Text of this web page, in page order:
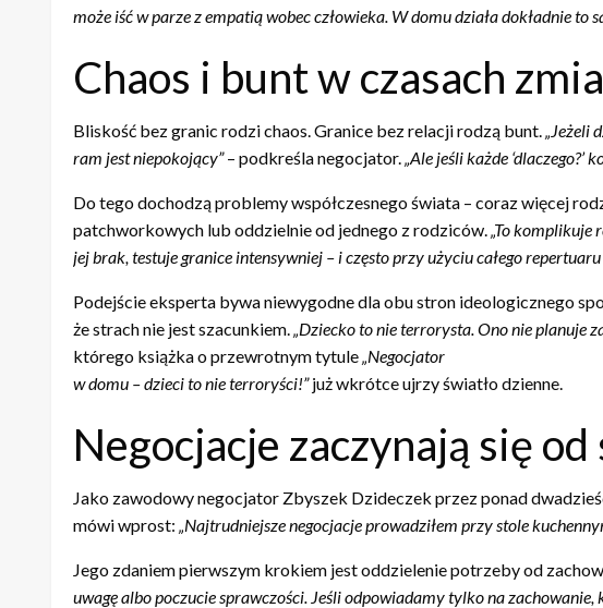
może iść w parze z empatią wobec człowieka. W domu działa dokładnie to
Chaos i bunt w czasach
Bliskość bez granic rodzi chaos. Granice bez relacji rodzą bunt.„Jeżeli
ram jest niepokojący”– podkreśla negocjator.„Ale jeśli każde
Do tego dochodzą problemy współczesnego świata – coraz więcej
patchworkowych lub oddzielnie od jednego z rodziców.„To komplikuje
jej brak, testuje granice intensywniej – i często przy użyciu całego
Podejście eksperta bywa niewygodne dla obu stron ideologicznego
że strach nie jest szacunkiem.„Dziecko to nie terrorysta. Ono nie planuje
którego książka o przewrotnym tytule„Negocjator
w domu – dzieci to nie terroryści!”już wkrótce ujrzy światło dzienne.
Negocjacje zaczynają się od
Jako zawodowy negocjator Zbyszek Dzideczek przez ponad
mówi wprost: „Najtrudniejsze negocjacje prowadziłem przy stole
Jego zdaniem pierwszym krokiem jest oddzielenie potrzeby od
uwagę albo poczucie sprawczości. Jeśli odpowiadamy tylko na